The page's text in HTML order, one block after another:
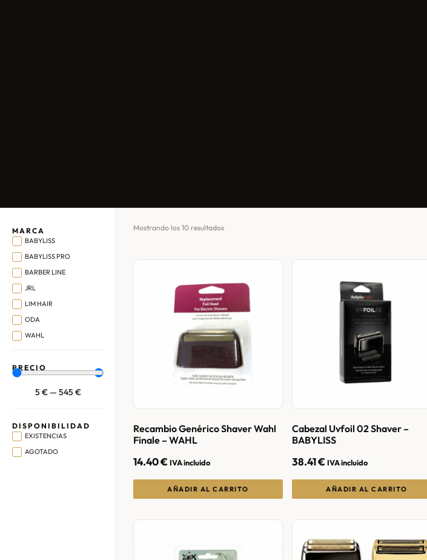
MARCA
BABYLISS
BABYLISS PRO
BARBER LINE
JRL
LIM HAIR
ODA
WAHL
PRECIO
5 €— 545 €
DISPONIBILIDAD
EXISTENCIAS
AGOTADO
Mostrando los 10 resultados
Recambio Genérico Shaver Wahl
Finale – WAHL
14.40€IVA incluido
AÑADIR AL CARRITO
Cabezal Uvfoil 02 Shaver –
BABYLISS
38.41€IVA incluido
AÑADIR AL CARRITO